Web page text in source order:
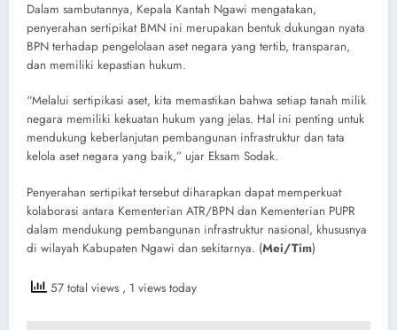
Dalam sambutannya, Kepala Kantah Ngawi mengatakan,
penyerahan sertipikat BMN ini merupakan bentuk dukungan nyata
BPN terhadap pengelolaan aset negara yang tertib, transparan,
dan memiliki kepastian hukum.
“Melalui sertipikasi aset, kita memastikan bahwa setiap tanah milik
negara memiliki kekuatan hukum yang jelas. Hal ini penting untuk
mendukung keberlanjutan pembangunan infrastruktur dan tata
kelola aset negara yang baik,” ujar Eksam Sodak.
Penyerahan sertipikat tersebut diharapkan dapat memperkuat
kolaborasi antara Kementerian ATR/BPN dan Kementerian PUPR
dalam mendukung pembangunan infrastruktur nasional, khususnya
di wilayah Kabupaten Ngawi dan sekitarnya.​ (Mei/Tim)
57 total views , 1 views today